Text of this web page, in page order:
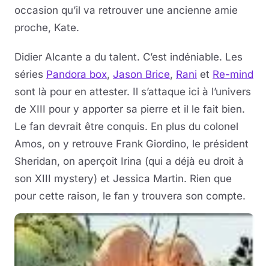
occasion qu’il va retrouver une ancienne amie
proche, Kate.
Didier Alcante a du talent. C’est indéniable. Les
séries Pandora box, Jason Brice, Rani et Re-mind
sont là pour en attester. Il s’attaque ici à l’univers
de XIII pour y apporter sa pierre et il le fait bien.
Le fan devrait être conquis. En plus du colonel
Amos, on y retrouve Frank Giordino, le président
Sheridan, on aperçoit Irina (qui a déjà eu droit à
son XIII mystery) et Jessica Martin. Rien que
pour cette raison, le fan y trouvera son compte.